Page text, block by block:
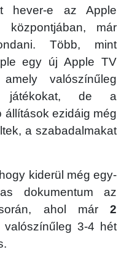
hever-e az Apple
központjában, már
Több, mint
egy új Apple TV
valószínűleg
játékokat, de a
ezidáig még
a szabadalmakat
kiderül még egy-
dokumentum az
ahol már 2
3-4 hét